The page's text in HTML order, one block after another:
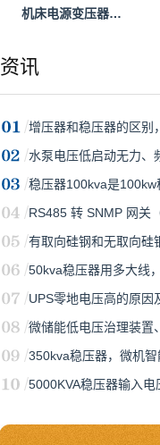
机床电源变压器…
资讯
增压器和稳压器的区别
水泵电压低启动无力、
稳压器100kva是100kw
RS485 转 SNMP 网关
有取向硅钢和无取向硅
50kva稳压器用多大线
UPS零地电压高的原因
微储能低电压治理装置
350kva稳压器，微机
5000KVA稳压器输入